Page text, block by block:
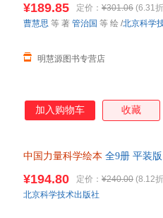
¥189.85 定价： ¥301.06 (6.31
明慧源图书专营店
曹慧思 等 著 管治国 等 绘 /北京科学
加入购物车 收藏
中国力量科学绘本 全9册 平装
¥194.80 定价： ¥240.00 (8.12
北京科学技术出版社